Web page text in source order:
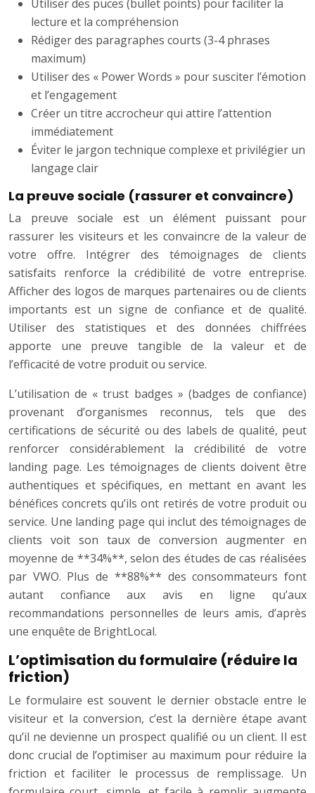
Utiliser des puces (bullet points) pour faciliter la
lecture et la compréhension
Rédiger des paragraphes courts (3-4 phrases
maximum)
Utiliser des « Power Words » pour susciter l’émotion
et l’engagement
Créer un titre accrocheur qui attire l’attention
immédiatement
Éviter le jargon technique complexe et privilégier un
langage clair
La preuve sociale (rassurer et convaincre)
La preuve sociale est un élément puissant pour
rassurer les visiteurs et les convaincre de la valeur de
votre offre. Intégrer des témoignages de clients
satisfaits renforce la crédibilité de votre entreprise.
Afficher des logos de marques partenaires ou de clients
importants est un signe de confiance et de qualité.
Utiliser des statistiques et des données chiffrées
apporte une preuve tangible de la valeur et de
l’efficacité de votre produit ou service.
L’utilisation de « trust badges » (badges de confiance)
provenant d’organismes reconnus, tels que des
certifications de sécurité ou des labels de qualité, peut
renforcer considérablement la crédibilité de votre
landing page. Les témoignages de clients doivent être
authentiques et spécifiques, en mettant en avant les
bénéfices concrets qu’ils ont retirés de votre produit ou
service. Une landing page qui inclut des témoignages de
clients voit son taux de conversion augmenter en
moyenne de **34%**, selon des études de cas réalisées
par VWO. Plus de **88%** des consommateurs font
autant confiance aux avis en ligne qu’aux
recommandations personnelles de leurs amis, d’après
une enquête de BrightLocal.
L’optimisation du formulaire (réduire la
friction)
Le formulaire est souvent le dernier obstacle entre le
visiteur et la conversion, c’est la dernière étape avant
qu’il ne devienne un prospect qualifié ou un client. Il est
donc crucial de l’optimiser au maximum pour réduire la
friction et faciliter le processus de remplissage. Un